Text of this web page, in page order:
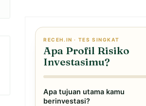
RECEH.IN · TES SINGKAT
Apa Profil Risiko
Investasimu?
Apa tujuan utama kamu
berinvestasi?